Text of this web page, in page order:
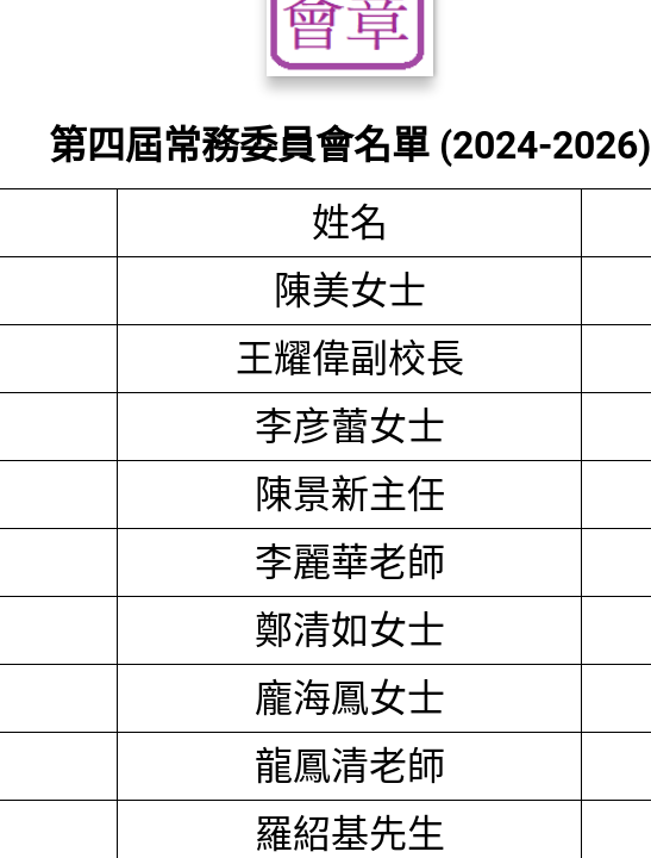
第四屆常務委員會名單 (2024-2026)
姓名
陳美女士
王耀偉副校長
李彦蕾女士
陳景新主任
李麗華老師
鄭清如女士
龐海鳳女士
龍鳳清老師
羅紹基先生